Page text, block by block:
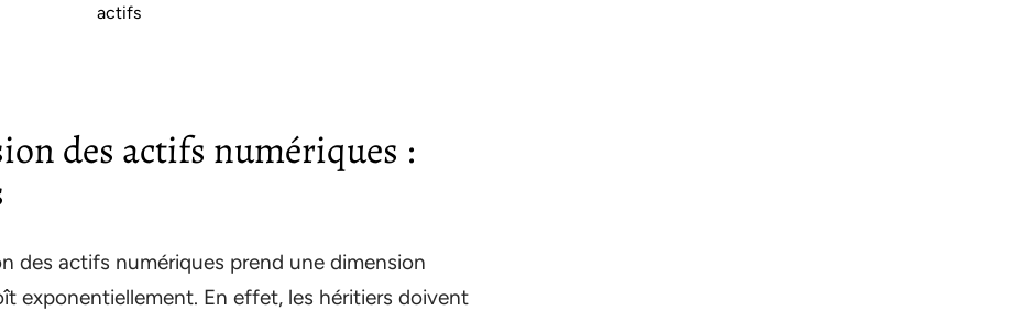
actifs
des actifs numériques :
des actifs numériques prend une dimension
exponentiellement. En effet, les héritiers doivent